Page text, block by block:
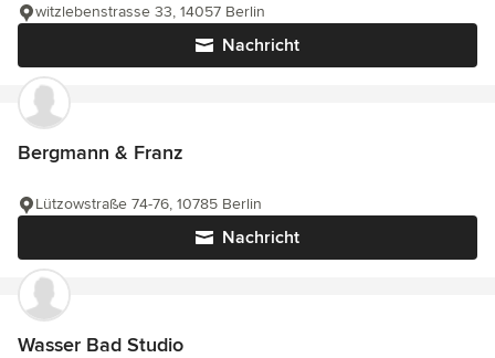
Nachricht
witzlebenstrasse 33, 14057 Berlin
Bergmann & Franz
Nachricht
Lützowstraße 74-76, 10785 Berlin
Wasser Bad Studio